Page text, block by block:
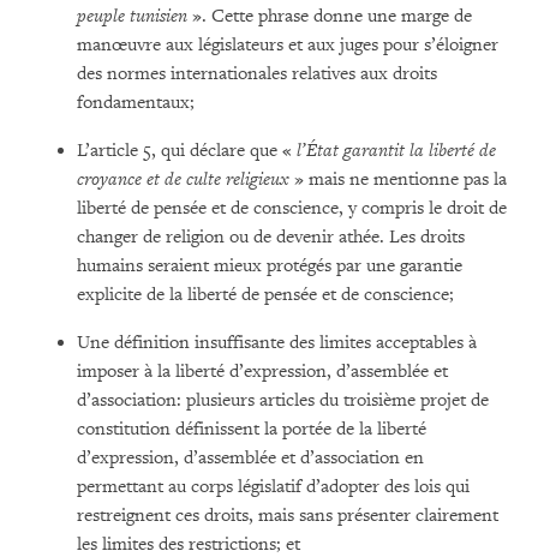
peuple tunisien ». Cette phrase donne une marge de
manœuvre aux législateurs et aux juges pour s’éloigner
des normes internationales relatives aux droits
fondamentaux;
L’article 5, qui déclare que « l’État garantit la liberté de
croyance et de culte religieux » mais ne mentionne pas la
liberté de pensée et de conscience, y compris le droit de
changer de religion ou de devenir athée. Les droits
humains seraient mieux protégés par une garantie
explicite de la liberté de pensée et de conscience;
Une définition insuffisante des limites acceptables à
imposer à la liberté d’expression, d’assemblée et
d’association: plusieurs articles du troisième projet de
constitution définissent la portée de la liberté
d’expression, d’assemblée et d’association en
permettant au corps législatif d’adopter des lois qui
restreignent ces droits, mais sans présenter clairement
les limites des restrictions; et